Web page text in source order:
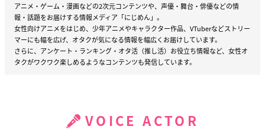
アニメ・ゲーム・漫画などの2次元コンテンツや、声優・舞台・俳優などの情
報・話題をお届けする情報メディア「にじめん」。
女性向けアニメをはじめ、少年アニメやキャラクター作品、VTuberなどストリー
マーにも幅を広げ、オタクが気になる情報を幅広くお届けしています。
さらに、アンケート・ランキング・オタ活（推し活）お役立ち情報など、女性オ
タクがワクワク楽しめるようなコンテンツも発信しています。
VOICE ACTOR